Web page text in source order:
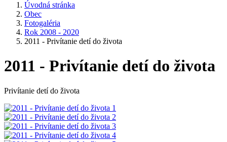
Úvodná stránka
Obec
Fotogaléria
Rok 2008 - 2020
2011 - Privítanie detí do života
2011 - Privítanie detí do života
Privítanie detí do života